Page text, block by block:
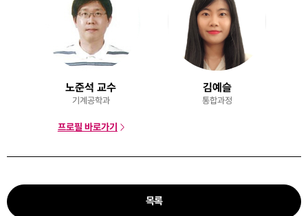
노준석 교수
기계공학과
프로필 바로가기
김예슬
통합과정
목록